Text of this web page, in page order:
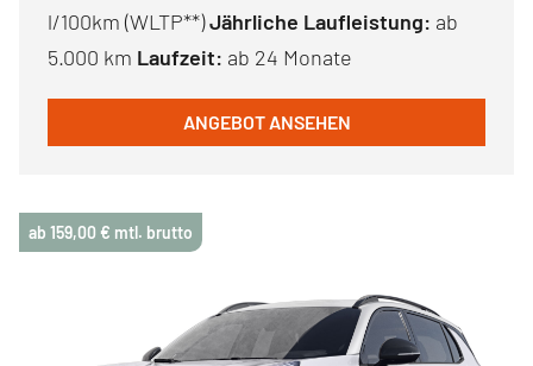
l/100km (WLTP**)Jährliche Laufleistung: ab
5.000 km Laufzeit: ab 24 Monate
ANGEBOT ANSEHEN
ab 159,00 € mtl. brutto